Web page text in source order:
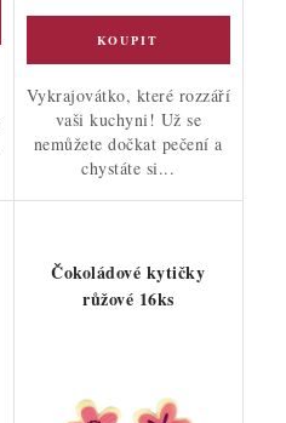
Vykrajovátko, které rozzáří
vaši kuchyni! Už se
nemůžete dočkat pečení a
chystáte si...
Čokoládové kytičky
růžové 16ks